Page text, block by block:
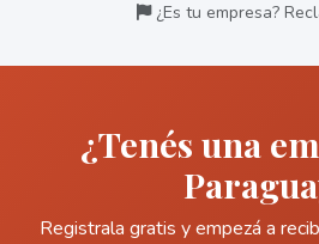
¿Es tu empresa?
¿Tenés una
Registrala gratis y empezá a